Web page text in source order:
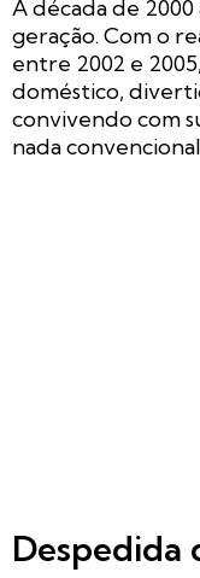
A década de
geração. Com o
entre 2002 e
doméstico,
convivendo com
nada
Despedida